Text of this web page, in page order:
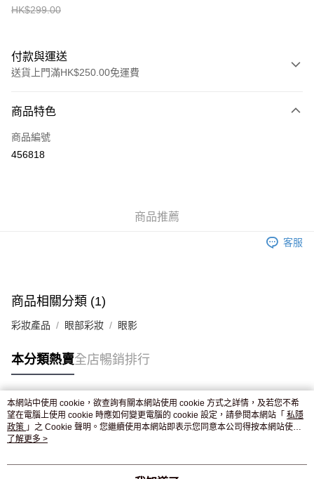
HK$299.00
付款與運送
送貨上門滿HK$250.00免運費
信用卡
Apple Pay
商品特色
商品編號
456818
商品推薦
客服
商品相關分類 (1)
彩妝產品 眼部彩妝 眼影
本分類熱賣全店暢銷排行
熱門標籤
熱銷排行
本網站中使用 cookie，欲查詢有關本網站使用 cookie 方式之詳情，及若您不希
望在電腦上使用 cookie 時應如何變更電腦的 cookie 設定，請參閱本網站「 私隱
政策 」之 Cookie 聲明。您繼續使用本網站即表示您同意本公司得按本網站使用
條款之 Cookie 聲明使用 cookie。
了解更多 >